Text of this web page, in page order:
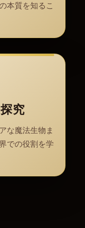
本質を知るこ
究
な魔法生物ま
での役割を学